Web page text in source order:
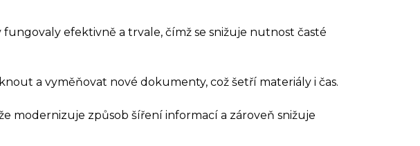
efektivně a trvale, čímž se snižuje nutnost časté
a vyměňovat nové dokumenty, což šetří materiály i čas.
modernizuje způsob šíření informací a zároveň snižuje